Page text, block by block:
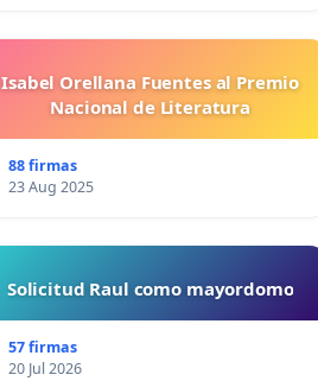
Isabel Orellana Fuentes al Premio
Nacional de Literatura
88 firmas
23 Aug 2025
Solicitud Raul como mayordomo
57 firmas
20 Jul 2026